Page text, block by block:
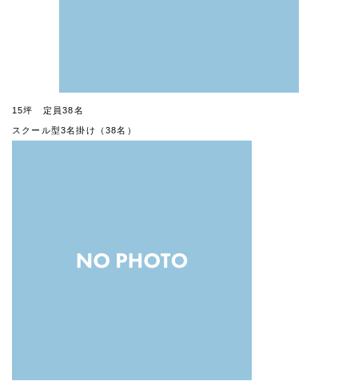
15坪 定員38名
スクール型3名掛け（38名）